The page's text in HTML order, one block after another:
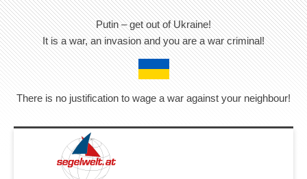
Putin – get out of Ukraine!
It is a war, an invasion and you are a war criminal!
There is no justification to wage a war against your neighbour!